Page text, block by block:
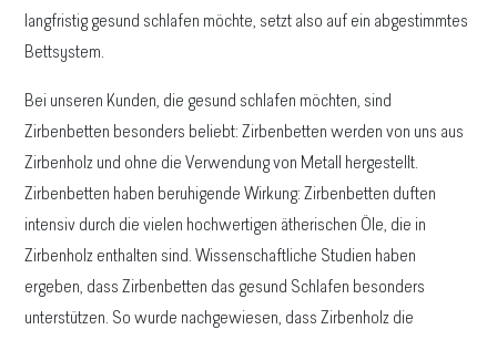
langfristig gesund schlafen möchte, setzt also auf ein abgestimmtes
Bettsystem.
Bei unseren Kunden, die gesund schlafen möchten, sind
Zirbenbetten besonders beliebt: Zirbenbetten werden von uns aus
Zirbenholz und ohne die Verwendung von Metall hergestellt.
Zirbenbetten haben beruhigende Wirkung: Zirbenbetten duften
intensiv durch die vielen hochwertigen ätherischen Öle, die in
Zirbenholz enthalten sind. Wissenschaftliche Studien haben
ergeben, dass Zirbenbetten das gesund Schlafen besonders
unterstützen. So wurde nachgewiesen, dass Zirbenholz die